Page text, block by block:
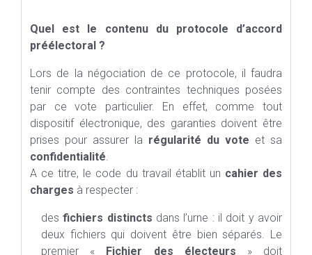
Quel est le contenu du protocole d’accord
préélectoral ?
Lors de la négociation de ce protocole, il faudra
tenir compte des contraintes techniques posées
par ce vote particulier. En effet, comme tout
dispositif électronique, des garanties doivent être
prises pour assurer la régularité du vote et sa
confidentialité.
A ce titre, le code du travail établit un cahier des
charges à respecter :
des fichiers distincts dans l’urne : il doit y avoir
deux fichiers qui doivent être bien séparés. Le
premier « Fichier des électeurs » doit